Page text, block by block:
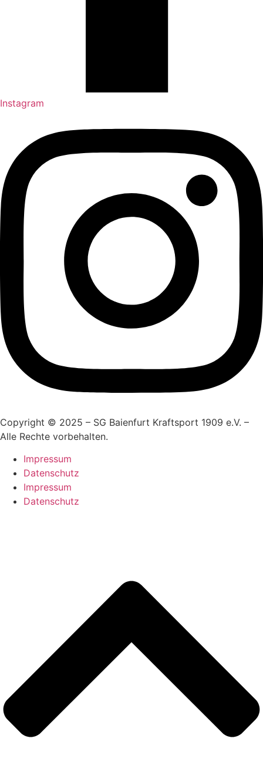
Instagram
Copyright © 2025 – SG Baienfurt Kraftsport 1909 e.V. –
Alle Rechte vorbehalten.
Impressum
Datenschutz
Impressum
Datenschutz